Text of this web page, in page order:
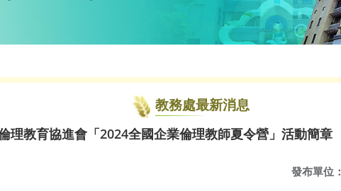
教務處最新消息
理教育協進會「2024全國企業倫理教師夏令營」活動簡章
發布單位：